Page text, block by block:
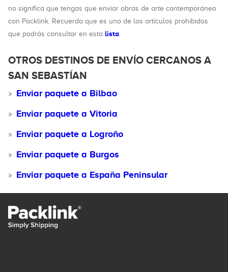
no significa que tengas que enviar obras de arte contemporáneo
con Packlink. Recuerda que es uno de los artículos prohibidos
que podrás consultar en esta lista.
OTROS DESTINOS DE ENVÍO CERCANOS A
SAN SEBASTÍAN
Enviar paquete a Bilbao
Enviar paquete a Vitoria
Enviar paquete a Logroño
Enviar paquete a Burgos
Enviar paquete a España Peninsular